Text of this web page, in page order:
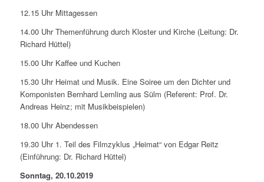
12.15 Uhr Mittagessen
14.00 Uhr Themenführung durch Kloster und Kirche (Leitung: Dr.
Richard Hüttel)
15.00 Uhr Kaffee und Kuchen
15.30 Uhr Heimat und Musik. Eine Soiree um den Dichter und
Komponisten Bernhard Lemling aus Sülm (Referent: Prof. Dr.
Andreas Heinz; mit Musikbeispielen)
18.00 Uhr Abendessen
19.30 Uhr 1. Teil des Filmzyklus „Heimat“ von Edgar Reitz
(Einführung: Dr. Richard Hüttel)
Sonntag, 20.10.2019